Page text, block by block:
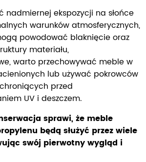
nadmiernej ekspozycji na słońce
warunków atmosferycznych,
powodować blaknięcie oraz
materiału,
warto przechowywać meble w
lub używać pokrowców
przed
UV i deszczem.
sprawi, że meble
będą służyć przez wiele
swój pierwotny wygląd i